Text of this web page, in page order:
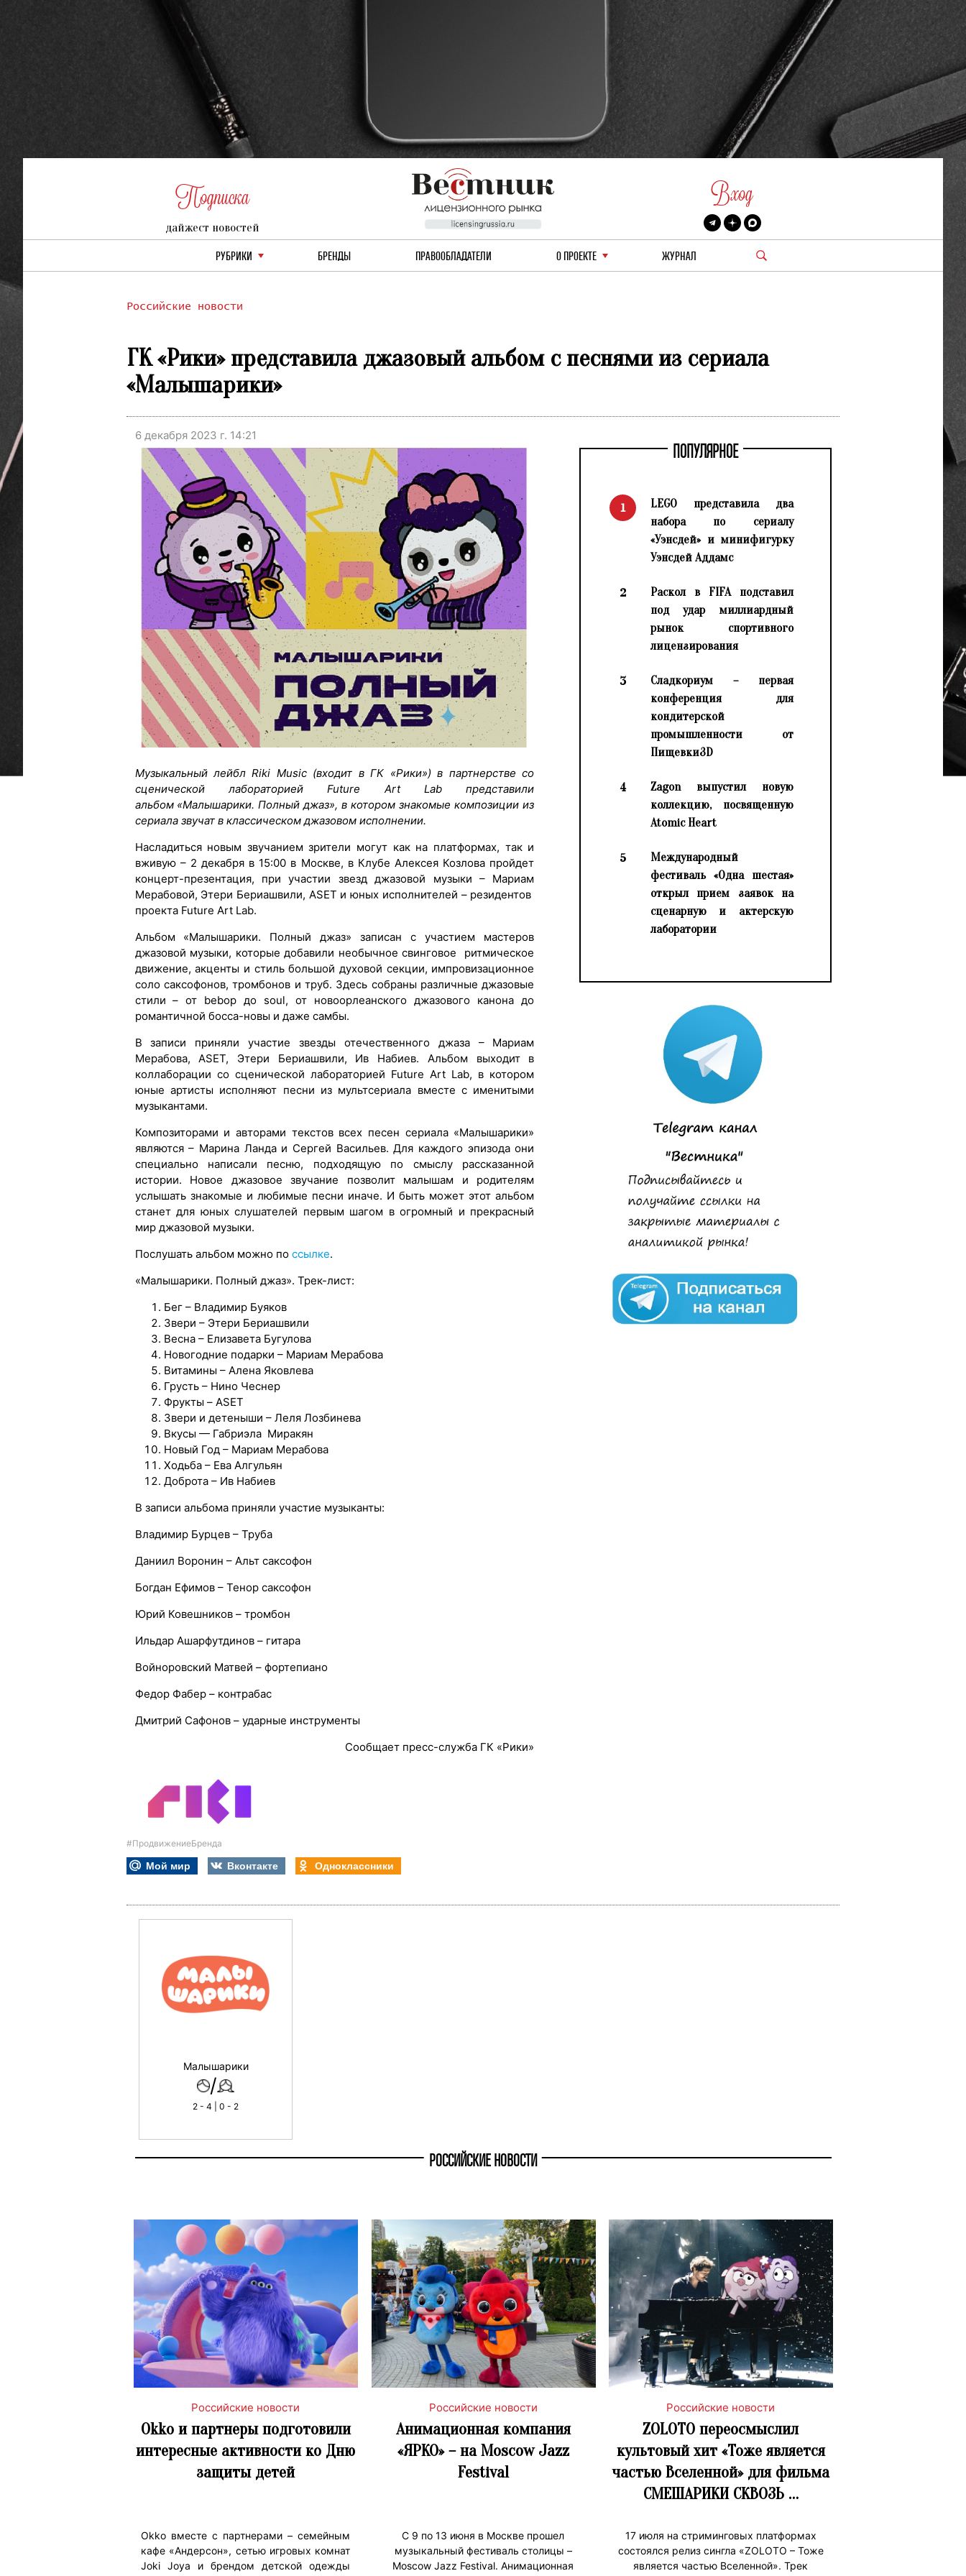
Подписка
дайжест новостей
Вход
РУБРИКИ БРЕНДЫ ПРАВООБЛАДАТЕЛИ О ПРОЕКТЕ ЖУРНАЛ
Российские новости
ГК «Рики» представила джазовый альбом с песнями из сериала
«Малышарики»
6 декабря 2023 г. 14:21
Музыкальный лейбл Riki Music (входит в ГК «Рики») в партнерстве со
сценической лабораторией Future Art Lab представили
альбом «Малышарики. Полный джаз», в котором знакомые композиции из
сериала звучат в классическом джазовом исполнении.
Насладиться новым звучанием зрители могут как на платформах, так и
вживую – 2 декабря в 15:00 в Москве, в Клубе Алексея Козлова пройдет
концерт-презентация, при участии звезд джазовой музыки – Мариам
Мерабовой, Этери Бериашвили, ASET и юных исполнителей – резидентов
проекта Future Art Lab.
Альбом «Малышарики. Полный джаз» записан с участием мастеров
джазовой музыки, которые добавили необычное свинговое ритмическое
движение, акценты и стиль большой духовой секции, импровизационное
соло саксофонов, тромбонов и труб. Здесь собраны различные джазовые
стили – от bebop до soul, от новоорлеанского джазового канона до
романтичной босса-новы и даже самбы.
В записи приняли участие звезды отечественного джаза – Мариам
Мерабова, ASET, Этери Бериашвили, Ив Набиев. Альбом выходит в
коллаборации со сценической лабораторией Future Art Lab, в котором
юные артисты исполняют песни из мультсериала вместе с именитыми
музыкантами.
Композиторами и авторами текстов всех песен сериала «Малышарики»
являются – Марина Ланда и Сергей Васильев. Для каждого эпизода они
специально написали песню, подходящую по смыслу рассказанной
истории. Новое джазовое звучание позволит малышам и родителям
услышать знакомые и любимые песни иначе. И быть может этот альбом
станет для юных слушателей первым шагом в огромный и прекрасный
мир джазовой музыки.
Послушать альбом можно по ссылке.
«Малышарики. Полный джаз». Трек-лист:
Бег – Владимир Буяков
Звери – Этери Бериашвили
Весна – Елизавета Бугулова
Новогодние подарки – Мариам Мерабова
Витамины – Алена Яковлева
Грусть – Нино Чеснер
Фрукты – ASET
Звери и детеныши – Леля Лозбинева
Вкусы — Габриэла Миракян
Новый Год – Мариам Мерабова
Ходьба – Ева Алгульян
Доброта – Ив Набиев
В записи альбома приняли участие музыканты:
Владимир Бурцев – Труба
Даниил Воронин – Альт саксофон
Богдан Ефимов – Тенор саксофон
Юрий Ковешников – тромбон
Ильдар Ашарфутдинов – гитара
Войноровский Матвей – фортепиано
Федор Фабер – контрабас
Дмитрий Сафонов – ударные инструменты
Сообщает пресс-служба ГК «Рики»
ПОПУЛЯРНОЕ
1
LEGO представила два
набора по сериалу
«Уэнсдей» и минифигурку
Уэнсдей Аддамс
2
Раскол в FIFA подставил
под удар миллиардный
рынок спортивного
лицензирования
3
Сладкориум – первая
конференция для
кондитерской
промышленности от
Пищевки3D
4
Zagon выпустил новую
коллекцию, посвященную
Atomic Heart
5
Международный
фестиваль «Одна шестая»
открыл прием заявок на
сценарную и актерскую
лаборатории
#ПродвижениеБренда
Мой мир Вконтакте Одноклассники
Малышарики
/
2 - 4 | 0 - 2
РОССИЙСКИЕ НОВОСТИ
Российские новости
Okko и партнеры подготовили
интересные активности ко Дню
защиты детей
Okko вместе с партнерами – семейным
кафе «Андерсон», сетью игровых комнат
Joki Joya и брендом детской одежды
Российские новости
Анимационная компания
«ЯРКО» – на Moscow Jazz
Festival
C 9 по 13 июня в Москве прошел
музыкальный фестиваль столицы –
Moscow Jazz Festival. Анимационная
Российские новости
ZOLOTO переосмыслил
культовый хит «Тоже является
частью Вселенной» для фильма
СМЕШАРИКИ СКВОЗЬ …
17 июля на стриминговых платформах
состоялся релиз сингла «ZOLOTO – Тоже
является частью Вселенной». Трек